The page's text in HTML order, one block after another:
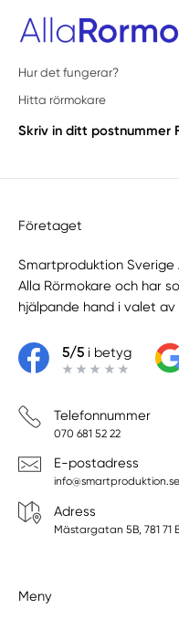
Hur det fungerar?
Hitta rörmokare
Skriv in ditt postnummer
Företaget
Smartproduktion Sverige
Alla Rörmokare och har
hjälpande hand i valet av
5/5i betyg
Telefonnummer
070 681 52 22
E-postadress
info@smartproduktion.se
Adress
Mästargatan 5B, 781 71
Meny